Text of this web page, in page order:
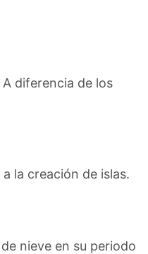
diferencia de los
la creación de islas.
nieve en su periodo